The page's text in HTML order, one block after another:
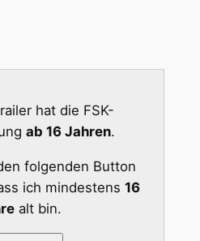
hat die FSK-
ab 16 Jahren.
folgenden Button
ich mindestens 16
alt bin.